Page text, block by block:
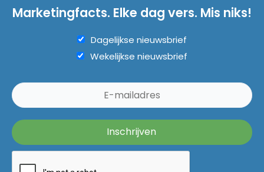
Marketingfacts. Elke dag vers. Mis niks!
Dagelijkse nieuwsbrief
Wekelijkse nieuwsbrief